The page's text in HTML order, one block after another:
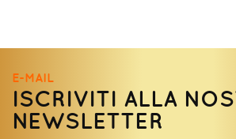
E-MAIL
ISCRIVITI ALLA
NEWSLETTER